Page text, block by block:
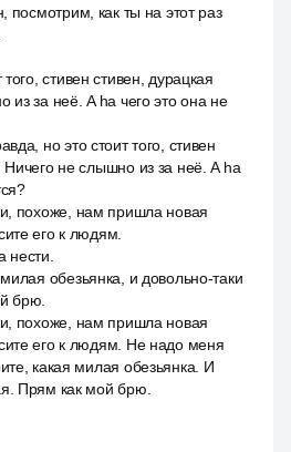
посмотрим, как ты на этот раз
стивен стивен, дурацкая
из за неё. A ha чего это она не
но это стоит того, стивен
Ничего не слышно из за неё. A ha
похоже, нам пришла новая
его к людям.
нести.
обезьянка, и довольно-таки
брю.
похоже, нам пришла новая
его к людям. Не надо меня
какая милая обезьянка. И
Прям как мой брю.